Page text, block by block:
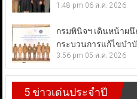
1:48 pm 06 ส.ค. 2026
กรมพินิจฯ เดินหน้าผ
กระบวนการแก้ไขบำ
3:56 pm 05 ส.ค. 2026
5 ข่าวเด่นประจำปี